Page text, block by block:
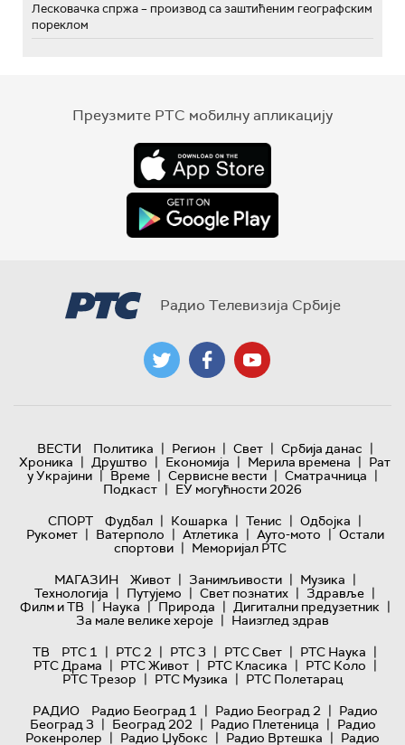
Лесковачка спржа – производ са заштићеним географским
пореклом
Преузмите РТС мобилну апликацију
Радио Телевизија Србије
ВЕСТИ Политика | Регион | Свет | Србија данас |
Хроника | Друштво | Економија | Мерила времена | Рат
у Украјини | Време | Сервисне вести | Сматрачница |
Подкаст | ЕУ могућности 2026
СПОРТ
Фудбал | Кошарка | Тенис | Одбојка |
Рукомет | Ватерполо | Атлетика | Ауто-мото | Остали
спортови | Меморијал РТС
МАГАЗИН
Живот | Занимљивости | Музика |
Технологијa | Путујемо | Свет познатих | Здравље |
Филм и ТВ | Наука | Природа | Дигитални предузетник |
За мале велике хероје | Наизглед здрав
ТВ
РТС 1 | РТС 2 | РТС 3 | РТС Свет | РТС Наука |
РТС Драма | РТС Живот | РТС Класика | РТС Коло |
РТС Трезор | РТС Музика | РТС Полетарац
РАДИО
Радио Београд 1 | Радио Београд 2 | Радио
Београд 3 | Београд 202 | Радио Плетеница | Радио
Рокенролер | Радио Џубокс | Радио Вртешка | Радио